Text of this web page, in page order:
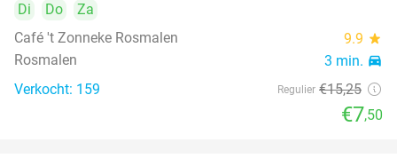
Di Do
Za
Café 't Zonneke Rosmalen
9.9 star
Rosmalen 3 min. directions_car
Verkocht: 159 Regulier €15,25
€7,50